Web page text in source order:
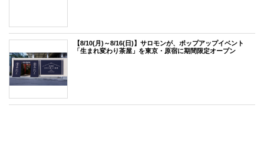
【8/10(月)～8/16(日)】サロモンが、ポップアップイベント
「生まれ変わり茶屋」を東京・原宿に期間限定オープン